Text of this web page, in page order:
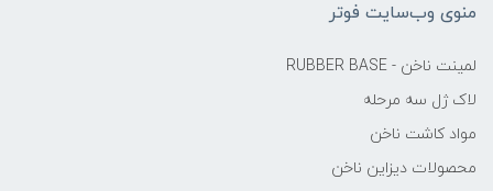
منوی وب‌سایت فوتر
لمینت ناخن - RUBBER BASE
لاک ژل سه مرحله
مواد کاشت ناخن
محصولات دیزاین ناخن